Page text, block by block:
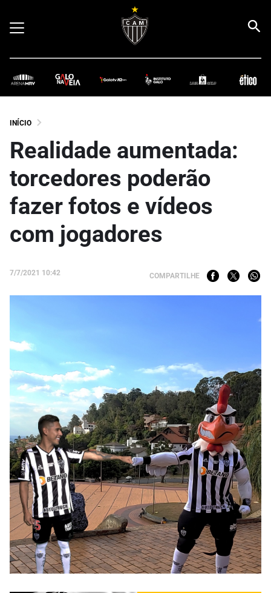
INÍCIO
Realidade aumentada:
torcedores poderão
fazer fotos e vídeos
com jogadores
7/7/2021 10:42 COMPARTILHE